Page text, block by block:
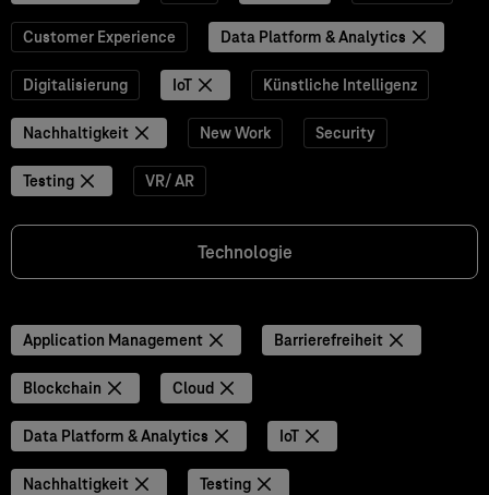
Customer Experience Data Platform & Analytics
Digitalisierung IoT Künstliche Intelligenz
Nachhaltigkeit New Work Security
Testing VR/ AR
Technologie
Application Management Barrierefreiheit
Blockchain Cloud
Data Platform & Analytics IoT
Nachhaltigkeit
Testing